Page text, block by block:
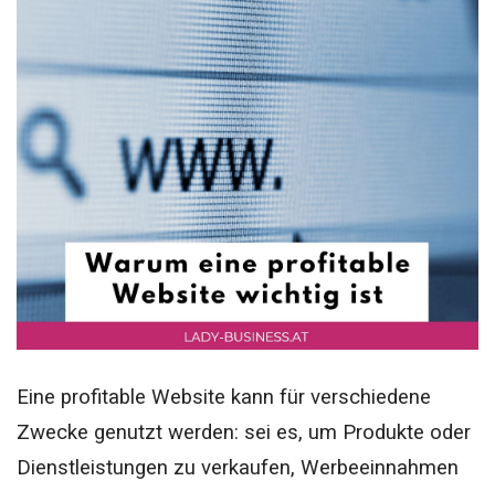
Eine profitable Website kann für verschiedene
Zwecke genutzt werden: sei es, um Produkte oder
Dienstleistungen zu verkaufen, Werbeeinnahmen